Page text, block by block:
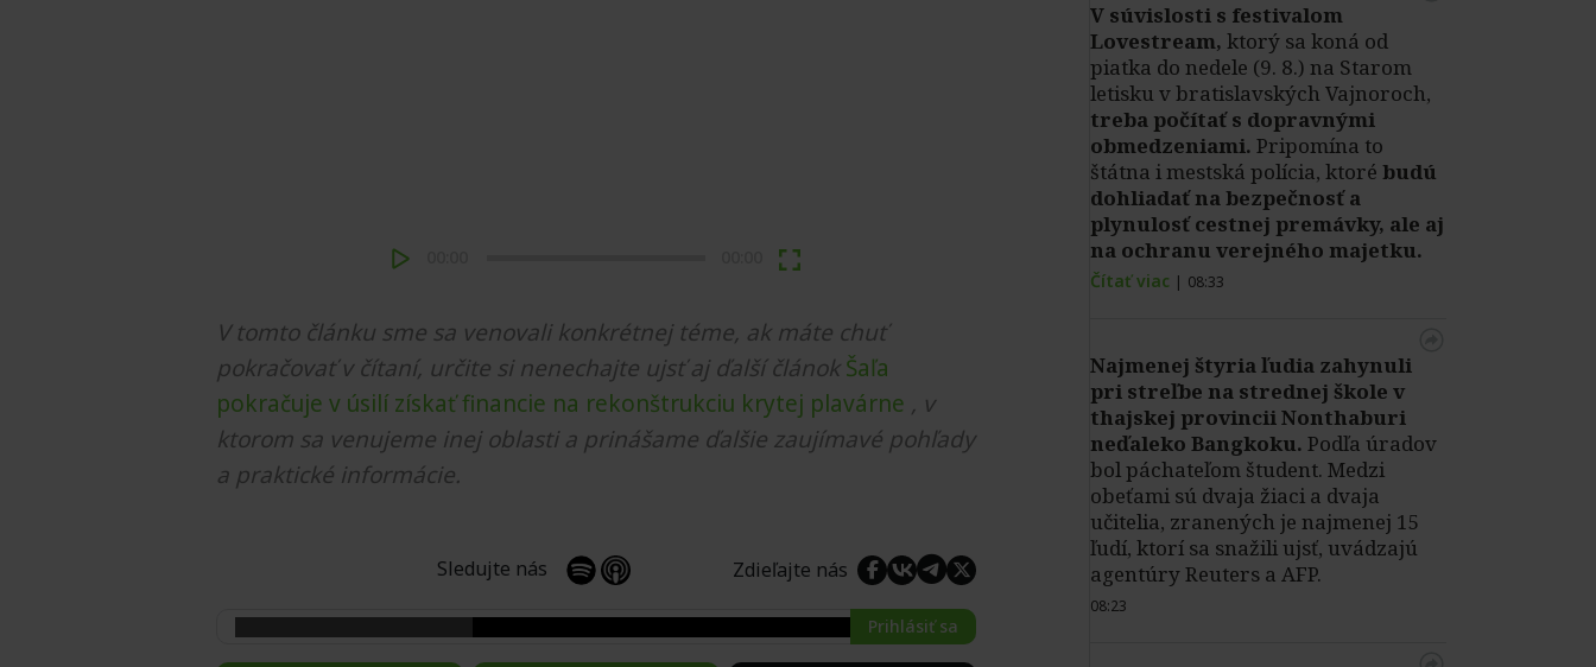
V tomto článku sme sa venovali konkrétnej téme, ak máte chuť
pokračovať v čítaní, určite si nenechajte ujsť aj ďalší článok Šaľa
pokračuje v úsilí získať financie na rekonštrukciu krytej plavárne , v
ktorom sa venujeme inej oblasti a prinášame ďalšie zaujímavé pohľady
a praktické informácie.
Sledujte nás Zdieľajte nás
Prihlásiť sa
V súvislosti s festivalom
Lovestream, ktorý sa koná od
piatka do nedele (9. 8.) na Starom
letisku v bratislavských Vajnoroch,
treba počítať s dopravnými
obmedzeniami. Pripomína to
štátna i mestská polícia, ktoré budú
dohliadať na bezpečnosť a
plynulosť cestnej premávky, ale aj
na ochranu verejného majetku.
Čítať viac | 08:33
Najmenej štyria ľudia zahynuli
pri streľbe na strednej škole v
thajskej provincii Nonthaburi
neďaleko Bangkoku. Podľa úradov
bol páchateľom študent. Medzi
obeťami sú dvaja žiaci a dvaja
učitelia, zranených je najmenej 15
ľudí, ktorí sa snažili ujsť, uvádzajú
agentúry Reuters a AFP.
08:23